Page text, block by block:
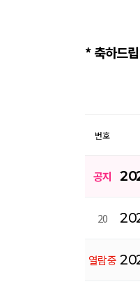
* 축하드
번호
공지
20
열람중